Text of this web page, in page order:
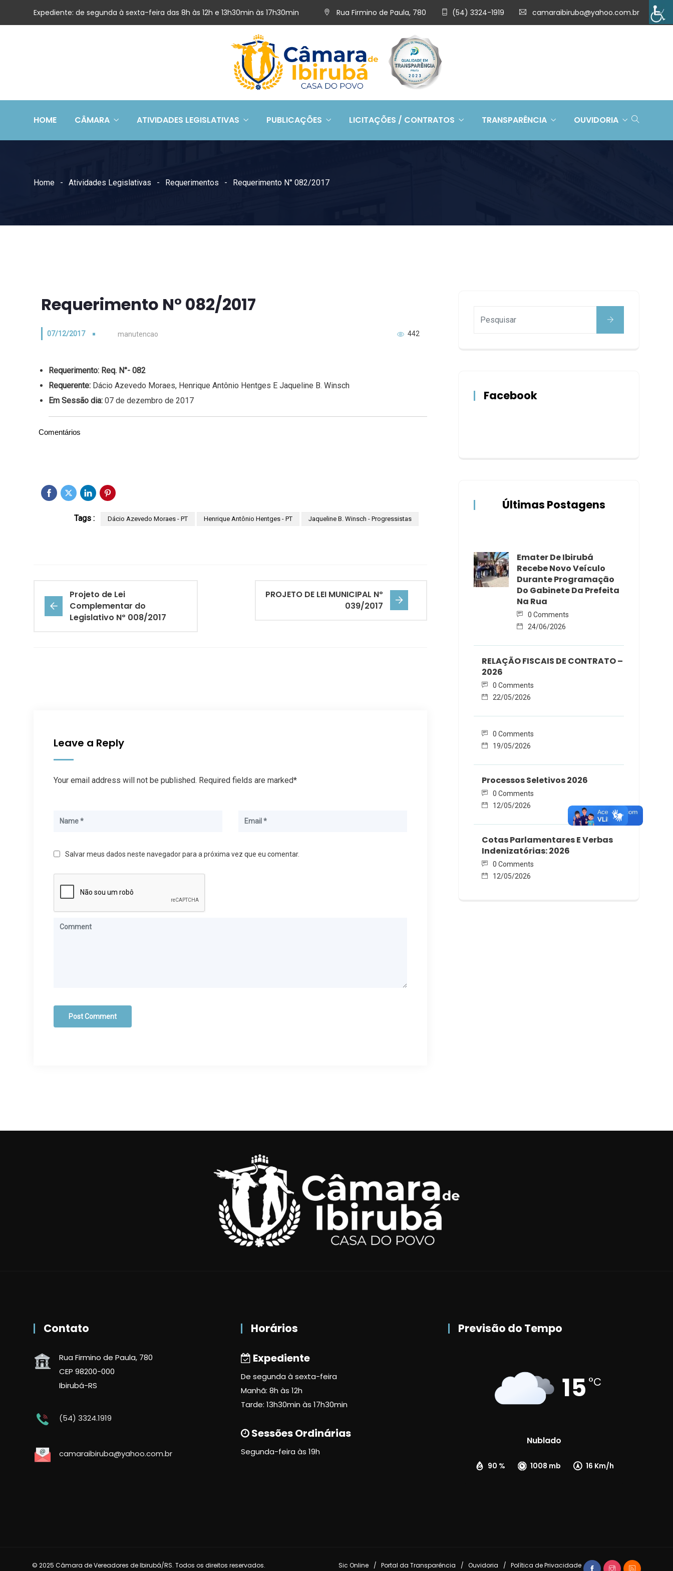
Expediente: de segunda à sexta-feira das 8h às 12h e 13h30min às 17h30min Rua Firmino de Paula, 780 (54) 3324-1919 camaraibiruba@yahoo.com.br
HOME CÂMARA ATIVIDADES LEGISLATIVAS PUBLICAÇÕES LICITAÇÕES / CONTRATOS TRANSPARÊNCIA OUVIDORIA
Home Atividades Legislativas Requerimentos Requerimento N° 082/2017
Requerimento N° 082/2017
07/12/2017 manutencao 442
Requerimento: Req. N°- 082
Requerente: Dácio Azevedo Moraes, Henrique Antônio Hentges E Jaqueline B. Winsch
Em Sessão dia: 07 de dezembro de 2017
Comentários
Tags : Dácio Azevedo Moraes - PT Henrique Antônio Hentges - PT Jaqueline B. Winsch - Progressistas
Projeto de Lei
Complementar do
Legislativo Nº 008/2017
PROJETO DE LEI MUNICIPAL Nº
039/2017
Leave a Reply
Your email address will not be published. Required fields are marked*
Salvar meus dados neste navegador para a próxima vez que eu comentar.
Facebook
Últimas Postagens
Emater De Ibirubá
Recebe Novo Veículo
Durante Programação
Do Gabinete Da Prefeita
Na Rua
0 Comments
24/06/2026
RELAÇÃO FISCAIS DE CONTRATO –
2026
0 Comments
22/05/2026
0 Comments
19/05/2026
Processos Seletivos 2026
0 Comments
12/05/2026
Cotas Parlamentares E Verbas
Indenizatórias: 2026
0 Comments
12/05/2026
Contato
Rua Firmino de Paula, 780
CEP 98200-000
Ibirubá-RS
(54) 3324.1919
camaraibiruba@yahoo.com.br
Horários
Expediente
De segunda à sexta-feira
Manhã: 8h às 12h
Tarde: 13h30min às 17h30min
Sessões Ordinárias
Segunda-feira às 19h
Previsão do Tempo
15 °C
Nublado
90 % 1008 mb 16 Km/h
© 2025 Câmara de Vereadores de Ibirubá/RS. Todos os direitos reservados. Sic Online Portal da Transparência Ouvidoria Política de Privacidade